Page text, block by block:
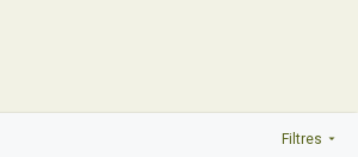
Filtres